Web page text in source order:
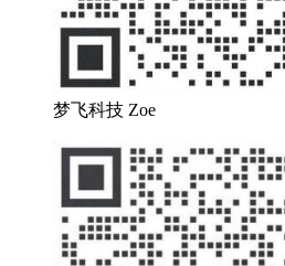
梦飞科技 Zoe